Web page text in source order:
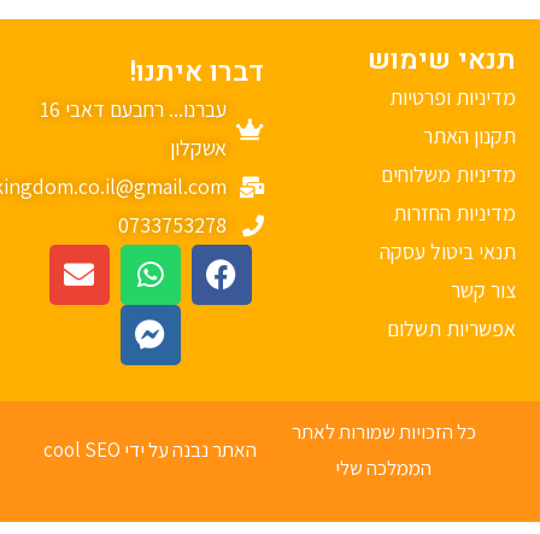
שימוש
ופרטיות
האתר
משלוחים
החזרות
ביטול עסקה
קשר
תשלום
דברו איתנו!
עברנו... רחבעם דאבי 16
אשקלון
mykingdom.co.il@gmail.com
0733753278
כל הזכויות שמורות לאתר
הממלכה שלי
האתר נבנה על ידי cool SEO